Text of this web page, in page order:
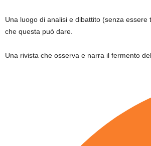
Una luogo di analisi e dibattito (senza
che questa può dare.
Una rivista che osserva e narra il fermento